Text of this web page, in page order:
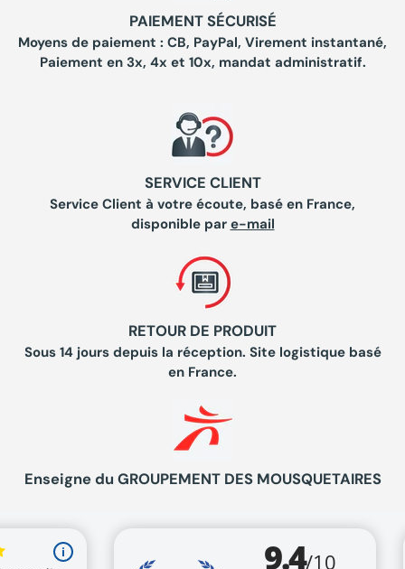
PAIEMENT SÉCURISÉ
Moyens de paiement : CB, PayPal, Virement instantané,
Paiement en 3x, 4x et 10x, mandat administratif.
SERVICE CLIENT
Service Client à votre écoute, basé en France,
disponible par e-mail
RETOUR DE PRODUIT
Sous 14 jours depuis la réception. Site logistique basé
en France.
Enseigne du GROUPEMENT DES MOUSQUETAIRES